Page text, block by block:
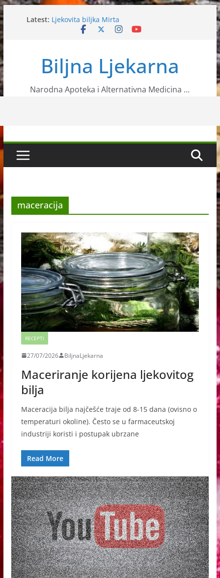
Skip
to
content
Latest: Ljekovita biljka Mirta
Za bolju probavu i detoksikaciju organizma
Ljekoviti čaj od koprive
Biljna Ljekarna
Narodna Apoteka i Alternativna Medicina …
maceracija
RECEPTI
27/07/2026 BiljnaLjekarna
Maceriranje korijena ljekovitog
bilja
Maceracija bilja najčešće traje od 8-15 dana (ovisno o
temperaturi okoline). Često se u farmaceutskoj
industriji koristi i postupak ubrzane
Read More